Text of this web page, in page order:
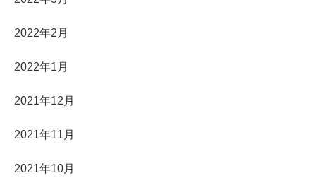
2022年2月
2022年1月
2021年12月
2021年11月
2021年10月